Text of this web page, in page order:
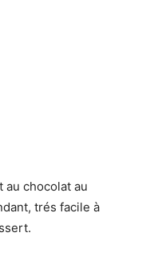
chocolat au
trés facile à